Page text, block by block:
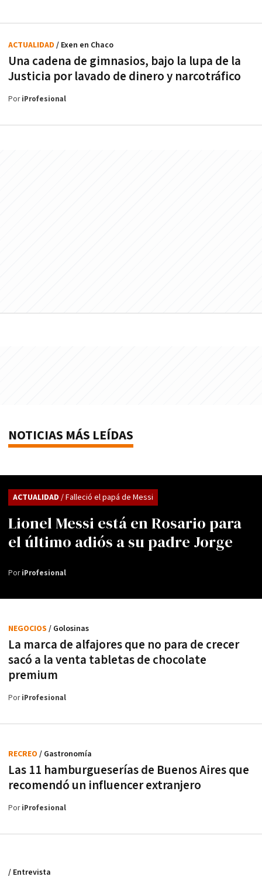
Una cadena de gimnasios, bajo la lupa de la
Justicia por lavado de dinero y narcotráfico
ACTUALIDAD / Exen en Chaco
PoriProfesional
NOTICIAS MÁS LEÍDAS
Lionel Messi está en Rosario para
el último adiós a su padre Jorge
ACTUALIDAD / Falleció el papá de Messi
PoriProfesional
La marca de alfajores que no para de crecer
sacó a la venta tabletas de chocolate
premium
NEGOCIOS / Golosinas
PoriProfesional
Las 11 hamburgueserías de Buenos Aires que
recomendó un influencer extranjero
RECREO / Gastronomía
PoriProfesional
/ Entrevista